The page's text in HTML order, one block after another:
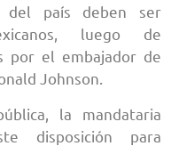
del país deben ser
luego de
por el embajador de
Johnson.
la mandataria
disposición para